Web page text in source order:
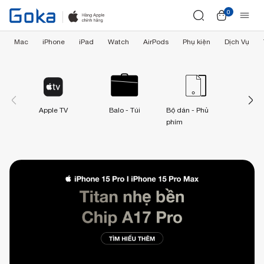
0
Mac iPhone iPad Watch AirPods Phụ kiện Dịch Vụ
Apple TV Balo - Túi
Bộ dán - Phủ
phím